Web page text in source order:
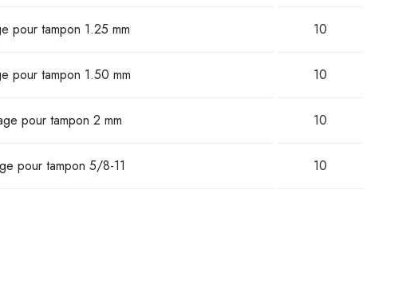
pour tampon 1.25 mm 10
pour tampon 1.50 mm 10
pour tampon 2 mm 10
pour tampon 5/8-11 10